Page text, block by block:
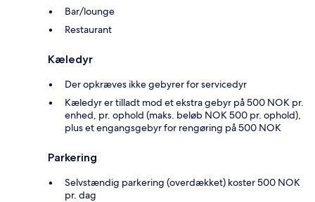
Bar/lounge
Restaurant
Kæledyr
Der opkræves ikke gebyrer for servicedyr
Kæledyr er tilladt mod et ekstra gebyr på 500 NOK pr.
enhed, pr. ophold (maks. beløb NOK 500 pr. ophold),
plus et engangsgebyr for rengøring på 500 NOK
Parkering
Selvstændig parkering (overdækket) koster 500 NOK
pr. dag